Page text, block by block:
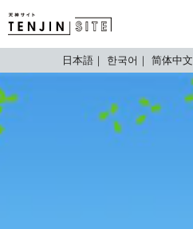
TENJIN SITE
日本語 한국어 简体中文